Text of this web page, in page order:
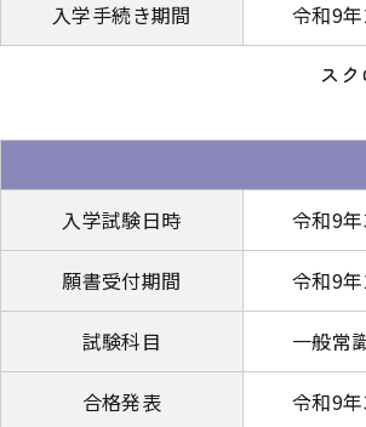
入学手続き期間 令和9
ス
入学試験日時 令和9年
願書受付期間 令和9
試験科目 一般常
合格発表 令和9年